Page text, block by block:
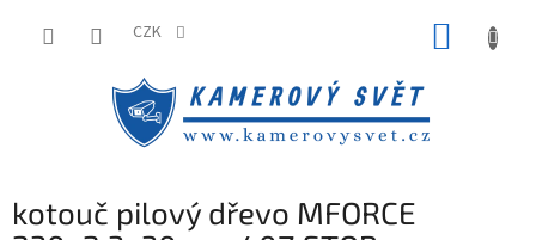
CZK
kotouč pilový dřevo MFORCE